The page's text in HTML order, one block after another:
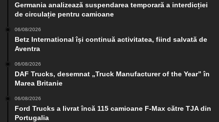
Germania analizează suspendarea temporară a interdicției
de circulație pentru camioane
06/08/2026
Betz International își continuă activitatea, fiind salvată de
Aventra
06/08/2026
DAF Trucks, desemnat „Truck Manufacturer of the Year” în
Marea Britanie
06/08/2026
Ford Trucks a livrat încă 115 camioane F-Max către TJA din
Portugalia